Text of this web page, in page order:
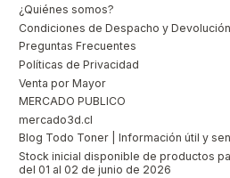
¿Quiénes somos?
Condiciones de Despacho y Devolución
Preguntas Frecuentes
Políticas de Privacidad
Venta por Mayor
MERCADO PUBLICO
mercado3d.cl
Blog Todo Toner | Información útil y
Stock inicial disponible de productos
del 01 al 02 de junio de 2026